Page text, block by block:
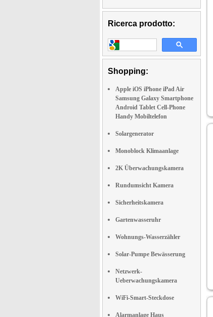
Ricerca prodotto:
Shopping:
Apple iOS iPhone iPad Air
Samsung Galaxy Smartphone
Android Tablet Cell-Phone
Handy Mobiltelefon
Solargenerator
Monoblock Klimaanlage
2K Überwachungskamera
Rundumsicht Kamera
Sicherheitskamera
Gartenwasseruhr
Wohnungs-Wasserzähler
Solar-Pumpe Bewässerung
Netzwerk-
Ueberwachungskamera
WiFi-Smart-Steckdose
Alarmanlage Haus